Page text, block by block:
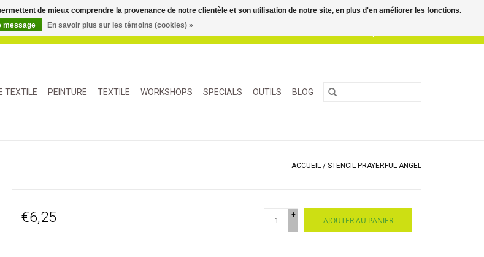
TEXTILE PEINTURE TEXTILE WORKSHOPS SPECIALS OUTILS BLOG
ACCUEIL / STENCIL PRAYERFUL ANGEL
€6,25
+
-
AJOUTER AU PANIER
de mieux comprendre la provenance de notre clientèle et son utilisation de notre site, en plus d'en améliorer les fonctions.
message
En savoir plus sur les témoins (cookies) »